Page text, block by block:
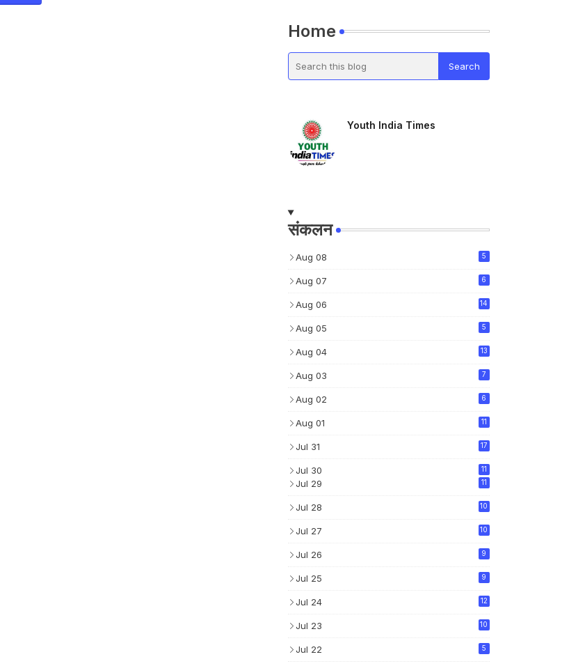
Home
Youth India Times
संकलन
Aug 08 5
Aug 07 6
Aug 06 14
Aug 05 5
Aug 04 13
Aug 03 7
Aug 02 6
Aug 01 11
Jul 31 17
Jul 30 11
Jul 29 11
Jul 28 10
Jul 27 10
Jul 26 9
Jul 25 9
Jul 24 12
Jul 23 10
Jul 22 5